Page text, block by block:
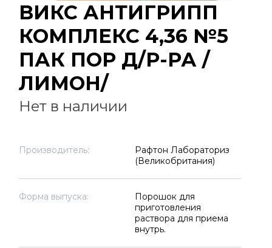
ВИКС АНТИГРИПП
КОМПЛЕКС 4,36 №5
ПАК ПОР Д/Р-РА /
ЛИМОН/
Нет в наличии
Производитель:
Рафтон Лабораториз
(Великобритания)
Форма выпуска:
Порошок для
приготовления
раствора для приема
внутрь.